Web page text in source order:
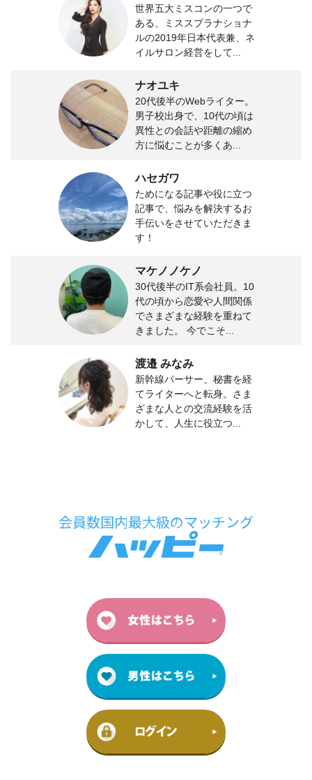
世界五大ミスコンの一つで
ある、ミススプラナショナ
ルの2019年日本代表兼、ネ
イルサロン経営をして...
ナオユキ
20代後半のWebライター。
男子校出身で、10代の頃は
異性との会話や距離の縮め
方に悩むことが多くあ...
ハセガワ
ためになる記事や役に立つ
記事で、悩みを解決するお
手伝いをさせていただきま
す！
マケノノケノ
30代後半のIT系会社員。10
代の頃から恋愛や人間関係
でさまざまな経験を重ねて
きました。 今でこそ...
渡邉 みなみ
新幹線パーサー、秘書を経
てライターへと転身。さま
ざまな人との交流経験を活
かして、人生に役立つ...